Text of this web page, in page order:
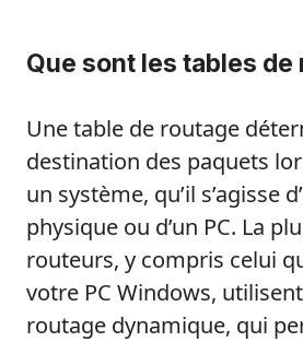
Que sont les tables de
Une table de routage
destination des paquets
un système, qu’il s’agisse
physique ou d’un PC. La
routeurs, y compris celui
votre PC Windows,
routage dynamique, qui